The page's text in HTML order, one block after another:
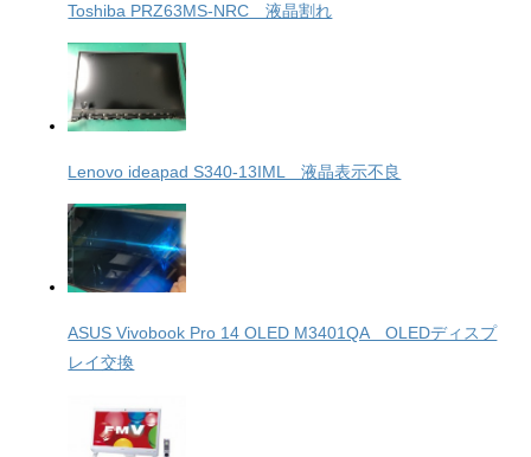
Toshiba PRZ63MS-NRC 液晶割れ
Lenovo ideapad S340-13IML 液晶表示不良
ASUS Vivobook Pro 14 OLED M3401QA OLEDディスプ
レイ交換